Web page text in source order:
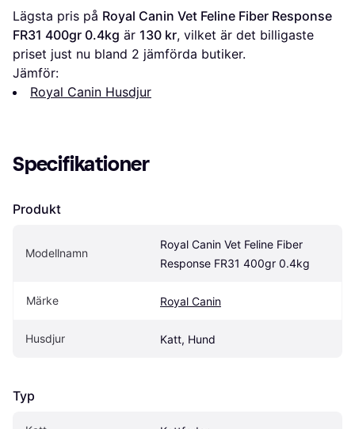
Lägsta pris på Royal Canin Vet Feline Fiber Response
FR31 400gr 0.4kg är 130 kr, vilket är det billigaste
priset just nu bland 2 jämförda butiker.
Jämför:
Royal Canin Husdjur
Specifikationer
Produkt
Modellnamn
Royal Canin Vet Feline Fiber
Response FR31 400gr 0.4kg
Märke Royal Canin
Husdjur Katt, Hund
Typ